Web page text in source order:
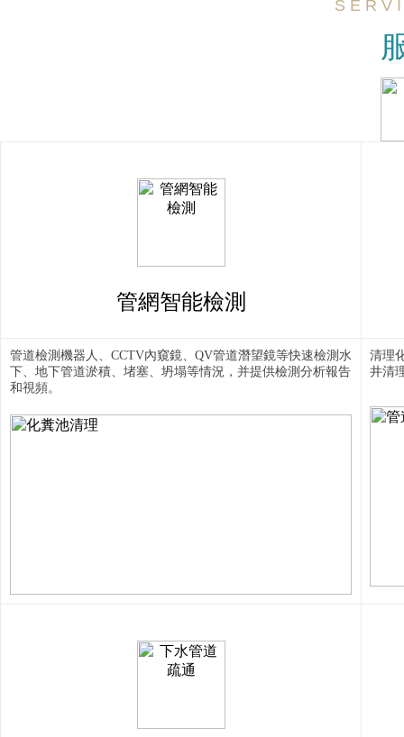
S E R V
管網智能檢測
管道檢測機器人、CCTV內窺鏡、QV管道潛望鏡等快速檢測水
下、地下管道淤積、堵塞、坍塌等情況，并提供檢測分析報告
和視頻。
清理
井清